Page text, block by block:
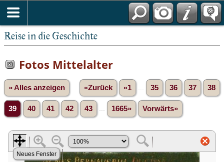
Reise in die Geschichte
Fotos Mittelalter
» Alles anzeigen «Zurück «1 35 36 37 38
39 40 41 42 43 1665» Vorwärts»